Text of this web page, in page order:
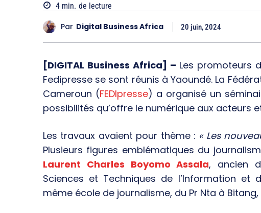
4 min. de lecture
Par Digital Business Africa 20 juin, 2024
[DIGITAL Business Africa] – Les promoteurs
Fedipresse se sont réunis à Yaoundé. La
Cameroun (FEDIpresse) a organisé un
possibilités qu’offre le numérique aux acteurs
Les travaux avaient pour thème : « Les
Plusieurs figures emblématiques du
Laurent Charles Boyomo Assala, ancien
Sciences et Techniques de l’Information
même école de journalisme, du Pr Nta à